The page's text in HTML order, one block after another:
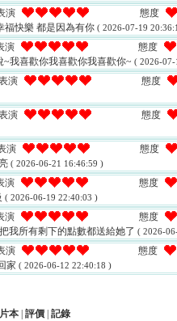
演 態度
福快樂 都是因為有你 ( 2026-07-19
演 態度
我喜歡你我喜歡你我喜歡你~ ( 2026-
演 態度
演 態度
演 態度
( 2026-06-21 16:46:59 )
演 態度
( 2026-06-19 22:40:03 )
演 態度
我所有剩下的點數都送給她了 ( 2026-
演 態度
家 ( 2026-06-12 22:40:18 )
本 評價 記錄